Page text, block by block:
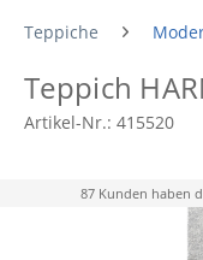
Teppiche
Teppich
Artikel-Nr.: 415520
87 Kunden haben